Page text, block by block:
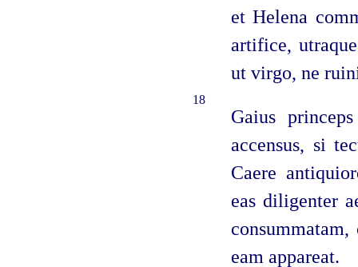
et Helena
artifice,
ut virgo, ne
18
Gaius
accensus, si
Caere
eas diligenter
eam appareat.